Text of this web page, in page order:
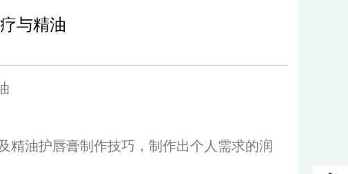
与精油
精油护唇膏制作技巧，制作出个人需求的润